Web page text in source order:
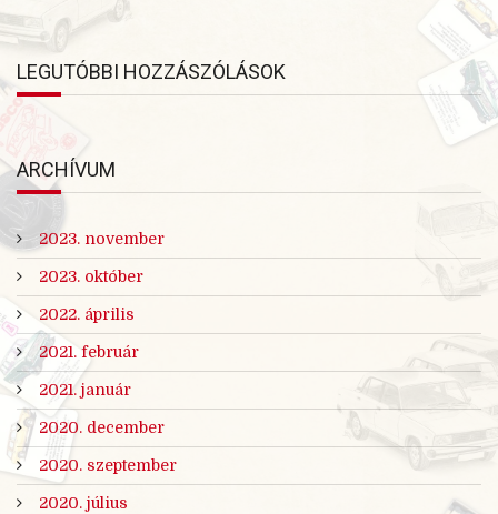
LEGUTÓBBI HOZZÁSZÓLÁSOK
ARCHÍVUM
2023. november
2023. október
2022. április
2021. február
2021. január
2020. december
2020. szeptember
2020. július